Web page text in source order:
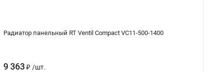
Радиатор панельный RT Ventil Compact VC11-500-1400
9 363 ₽ /шт.